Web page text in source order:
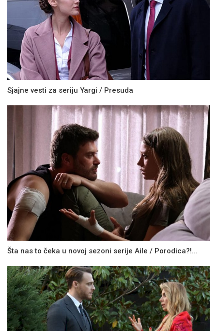
Sjajne vesti za seriju Yargi / Presuda
Šta nas to čeka u novoj sezoni serije Aile / Porodica?!...